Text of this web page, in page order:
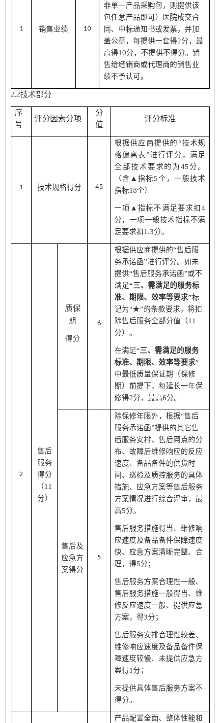
1 销售业绩 10
非单一产品采购包，则提供该
包任意产品即可）医院成交合
同、中标通知书或发票，并加
盖公章，每提供一套得2分，最
高得10分，不提供不得分。销
售给经销商或代理商的销售业
绩不予认可。
2.2技术部分
序
号
评分因素分项
分
值
评分标准
1 技术规格得分 45
根据供应商提供的“技术规
格偏离表”进行评分，满足
全部技术要求的为45分。
（含▲指标5个，一般技术
指标18个）
一项▲指标不满足要求扣4
分，一项一般技术指标不满
足要求扣1.3分。
2
售后
服务
得分
（11
分）
质保
期
得分
6
根据供应商提供的“售后服
务承诺函”进行评分。如未
提供“售后服务承诺函”或不
满足“三、需满足的服务标
准、期限、效率等要求”标
记为“★”的条款要求，将扣
除售后服务全部分值（11
分）。
在满足“三、需满足的服务
标准、期限、效率等要求”
中最低质量保证期（保修
期）前提下 ，每延长一年保
修得2分，最高6分。
售后及
应急方
案得分
5
除保修年限外，根据“售后
服务承诺函”提供的其它售
后服务安排、售后网点的分
布、故障后维修响应的反应
速度、备品备件的供货时
间、巡检及质控服务的具体
措施、应急方案等售后服务
方案情况进行综合评审，最
高5分。
售后服务措施得当、维修响
应速度及备品备件保障速度
快、应急方案清晰完整、合
理，得5分；
售后服务方案合理性一般、
售后服务措施一般得当、维
修反应速度一般、提供应急
方案，得3分；
售后服务安排合理性较差、
维修响应速度及备品备件保
障速度较慢、未提供应急方
案得1分；
未提供具体售后服务方案不
得分。
产品配置全面、整体性能和